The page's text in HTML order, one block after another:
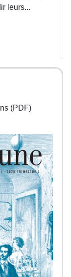
leurs...
(PDF)